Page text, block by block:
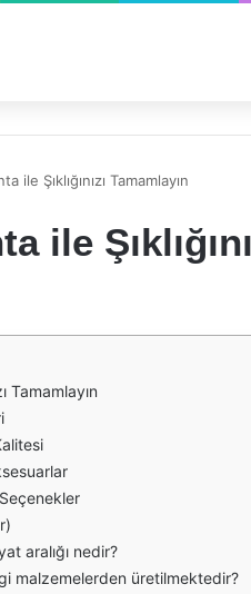
ile Şıklığınızı Tamamlayın
ile
Tamamlayın
aralığı nedir?
malzemelerden üretilmektedir?